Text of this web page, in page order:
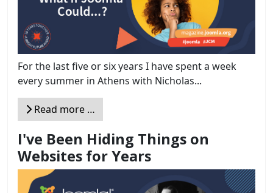
For the last five or six years I have spent a week
every summer in Athens with Nicholas...
Read more …
I've Been Hiding Things on
Websites for Years